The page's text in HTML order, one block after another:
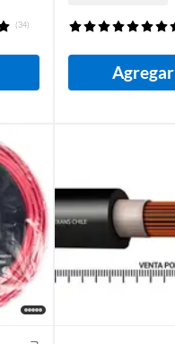
(34)
Agregar